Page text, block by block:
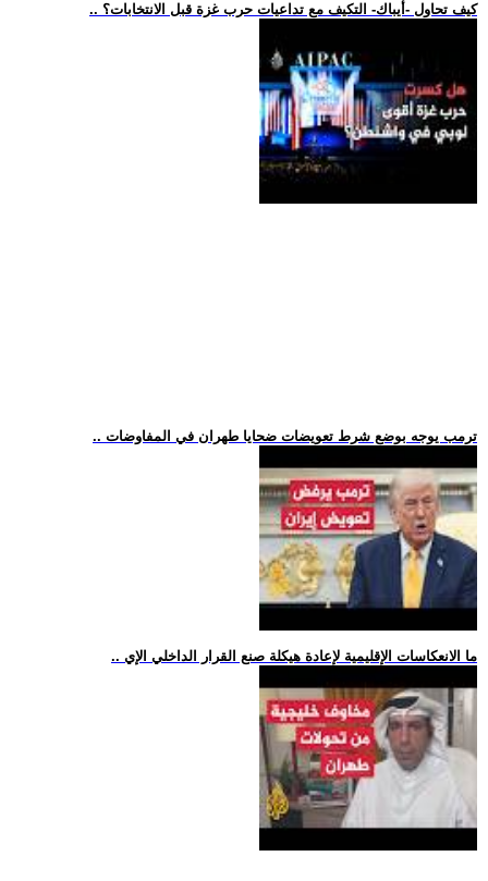
.. كيف تحاول -أيباك- التكيف مع تداعيات حرب غزة قبل الانتخابات؟
.. ترمب يوجه بوضع شرط تعويضات ضحايا طهران في المفاوضات
.. ما الانعكاسات الإقليمية لإعادة هيكلة صنع القرار الداخلي الإي